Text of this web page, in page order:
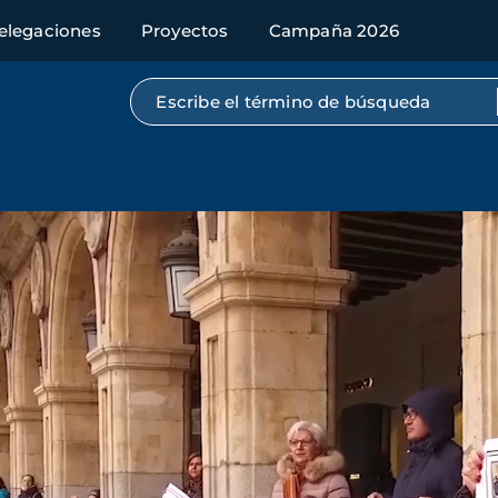
Proyectos Campaña 2026
Búsqueda por texto completo